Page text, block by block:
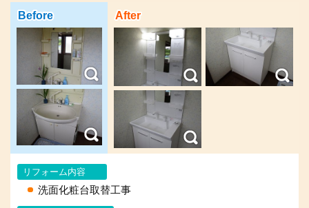
After
リフォーム内容
洗面化粧台取替工事